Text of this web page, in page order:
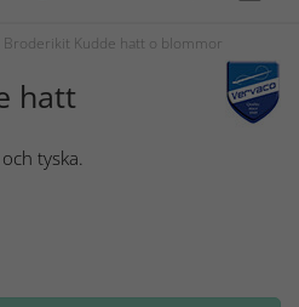
Broderikit Kudde hatt o blommor
hatt
tyska.